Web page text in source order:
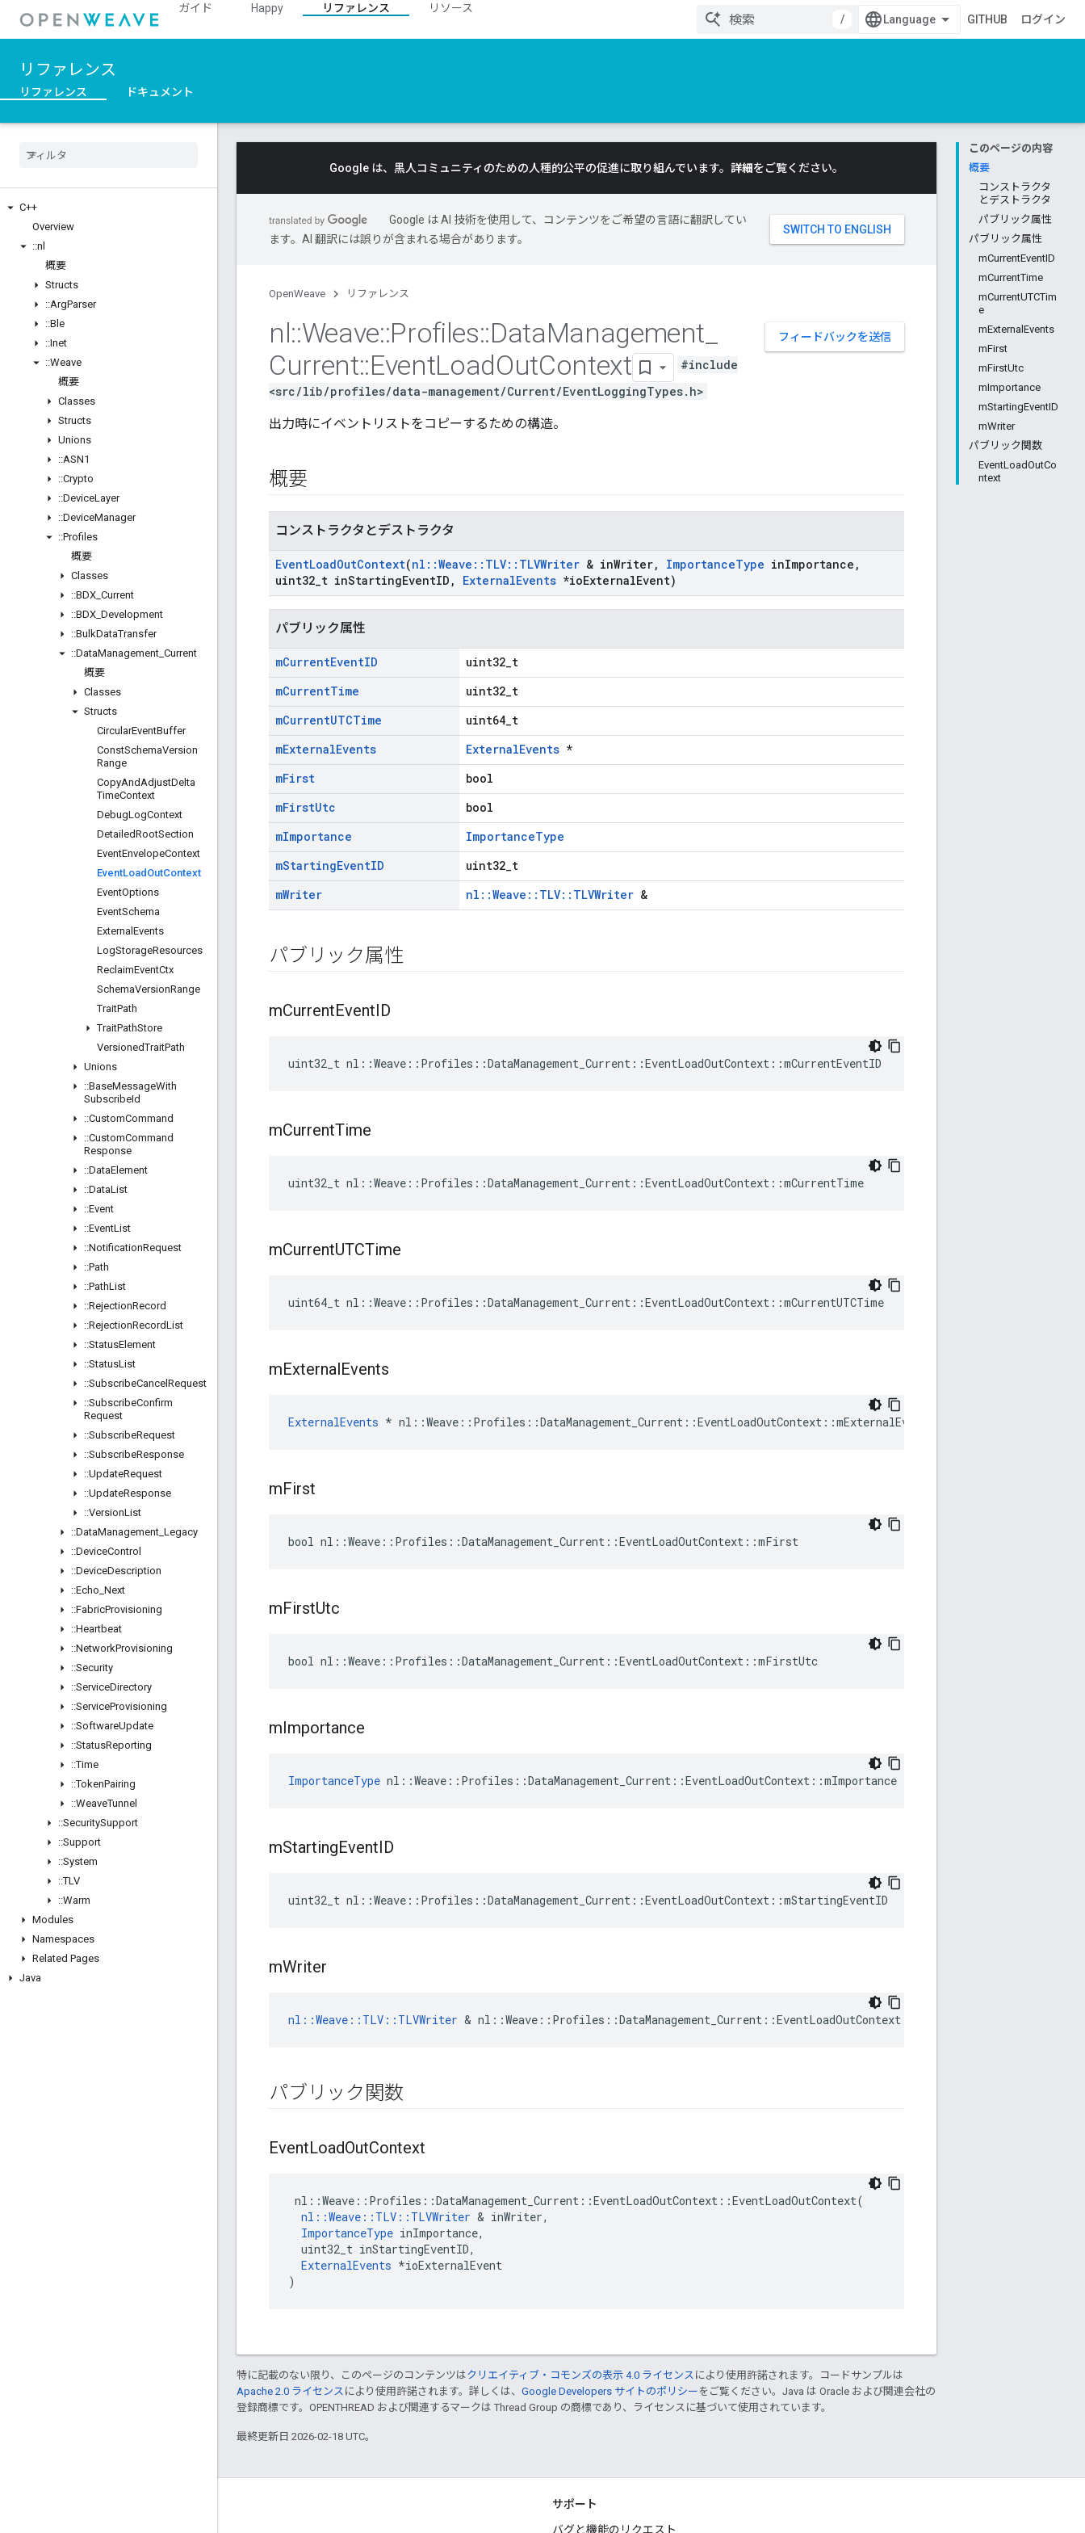
ガイド Happy リファレンス
リソース
/
GITHUB ログイン
リファレンス
リファレンス ドキュメント
C++
Overview
::nl
概要
Structs
::ArgParser
::Ble
::Inet
::Weave
概要
Classes
Structs
Unions
::ASN1
::Crypto
::DeviceLayer
::DeviceManager
::Profiles
概要
Classes
::BDX Current
::BDX Development
::BulkDataTransfer
::DataManagement Current
概要
Classes
Structs
CircularEventBuffer
ConstSchemaVersion
Range
CopyAndAdjustDelta
TimeContext
DebugLogContext
DetailedRootSection
EventEnvelopeContext
EventLoad OutContext
EventOptions
EventSchema
External Events
LogStorageResources
ReclaimEventCtx
SchemaVersionRange
TraitPath
TraitPathStore
VersionedTraitPath
Unions
::BaseMessageWith
SubscribeId
::CustomCommand
::CustomCommand
Response
::DataElement
::DataList
::Event
::EventList
::NotificationRequest
::Path
::PathList
::RejectionRecord
::RejectionRecordList
::StatusElement
::StatusList
::SubscribeCancel Request
::SubscribeConfirm
Request
::SubscribeRequest
::SubscribeResponse
::UpdateRequest
::UpdateResponse
::VersionList
::DataManagement Legacy
::DeviceControl
::DeviceDescription
::Echo Next
::FabricProvisioning
::Heartbeat
::NetworkProvisioning
::Security
::ServiceDirectory
::ServiceProvisioning
::SoftwareUpdate
::StatusReporting
::Time
::TokenPairing
::WeaveTunnel
::SecuritySupport
::Support
::System
::TLV
::Warm
Modules
Namespaces
Related Pages
Java
このページの内容
概要
コンストラクタ
とデストラクタ
パブリック属性
パブリック属性
mCurrentEventID
mCurrentTime
mCurrentUTCTim
e
mExternalEvents
mFirst
mFirstUtc
mImportance
mStartingEventID
mWriter
パブリック関数
EventLoadOutCo
ntext
Google は、黒人コミュニティのための人種的公平の促進に取り組んでいます。 詳細をご覧ください。
Google は AI 技術を使用して、コンテンツをご希望の言語に翻訳してい
ます。AI 翻訳には誤りが含まれる場合があります。
OpenWeave リファレンス
フィードバックを送信
nl::Weave::Profiles::DataManagement
Current::EventLoadOutContext
#include
<src/lib/profiles/data-management/Current/EventLoggingTypes.h>
出力時にイベントリストをコピーするための構造。
概要
コンストラクタとデストラクタ
EventLoadOutContext(nl ::Weave :: TLV:: TLVWriter & inWriter, ImportanceType inImportance ,
uint32 t inStartingEventID , ExternalEvents *ioExternalEvent)
パブリック属性
mCurrentEventID
uint32_t
mCurrentTime
uint32_t
mCurrentUTCTime
uint64_t
mExternalEvents ExternalEvents *
mFirst
bool
mFirstUtc
bool
mImportance
ImportanceType
mStartingEventID
uint32_t
mWriter nl::Weave::TLV::TLVWriter &
パブリック属性
mCurrentEventID
uint32_t nl::Weave::Profiles::DataManagement_Current::EventLoadOutContext::mCurrentEventID
mCurrentTime
uint32_t nl::Weave::Profiles::DataManagement_Current::EventLoadOutContext::mCurrentTime
mCurrentUTCTime
uint64_t nl::Weave::Profiles::DataManagement_Current::EventLoadOutContext::mCurrentUTCTime
mExternalEvents
ExternalEvents * nl::Weave::Profiles::DataManagement_Current::EventLoadOutContext::mExternalEvents
mFirst
bool nl::Weave::Profiles::DataManagement_Current::EventLoadOutContext::mFirst
mFirstUtc
bool nl::Weave::Profiles::DataManagement_Current::EventLoadOutContext::mFirstUtc
mImportance
ImportanceType nl::Weave::Profiles::DataManagement_Current::EventLoadOutContext::mImportance
mStartingEventID
uint32_t nl::Weave::Profiles::DataManagement_Current::EventLoadOutContext::mStartingEventID
mWriter
nl::Weave::TLV::TLVWriter & nl::Weave::Profiles::DataManagement_Current::EventLoadOutContext::mWriter
パブリック関数
EventLoadOutContext
nl::Weave::Profiles::DataManagement_Current::EventLoadOutContext::EventLoadOutContext(
nl::Weave::TLV::TLVWriter & inWriter,
ImportanceType inImportance,
  uint32_t inStartingEventID,
ExternalEvents *ioExternalEvent
)
特に記載のない限り、このページのコンテンツはクリエイティブ・コモンズの表示 4.0 ライセンス により使用許諾されます。コードサンプルは
Apache 2.0 ライセンス により使用許諾されます。詳しくは、 Google Developers サイトのポリシー をご覧ください。Java は Oracle および関連会社の
登録商標です。OPENTHREAD および関連するマークは Thread Group の商標であり、ライセンスに基づいて使用されています。
最終更新日 2026-02-18 UTC。
サポート
バグと機能のリクエスト